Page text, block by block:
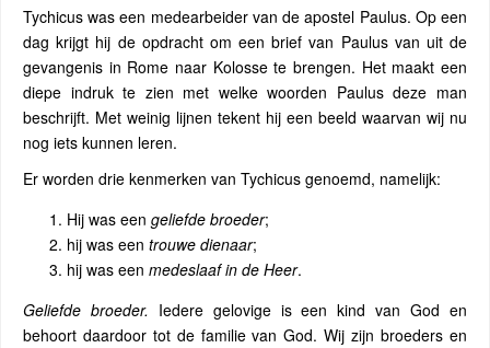
Tychicus was een medearbeider van de apostel Paulus. Op een
dag krijgt hij de opdracht om een brief van Paulus van uit de
gevangenis in Rome naar Kolosse te brengen. Het maakt een
diepe indruk te zien met welke woorden Paulus deze man
beschrijft. Met weinig lijnen tekent hij een beeld waarvan wij nu
nog iets kunnen leren.
Er worden drie kenmerken van Tychicus genoemd, namelijk:
Hij was een geliefde broeder;
hij was een trouwe dienaar;
hij was een medeslaaf in de Heer.
Geliefde broeder. Iedere gelovige is een kind van God en
behoort daardoor tot de familie van God. Wij zijn broeders en